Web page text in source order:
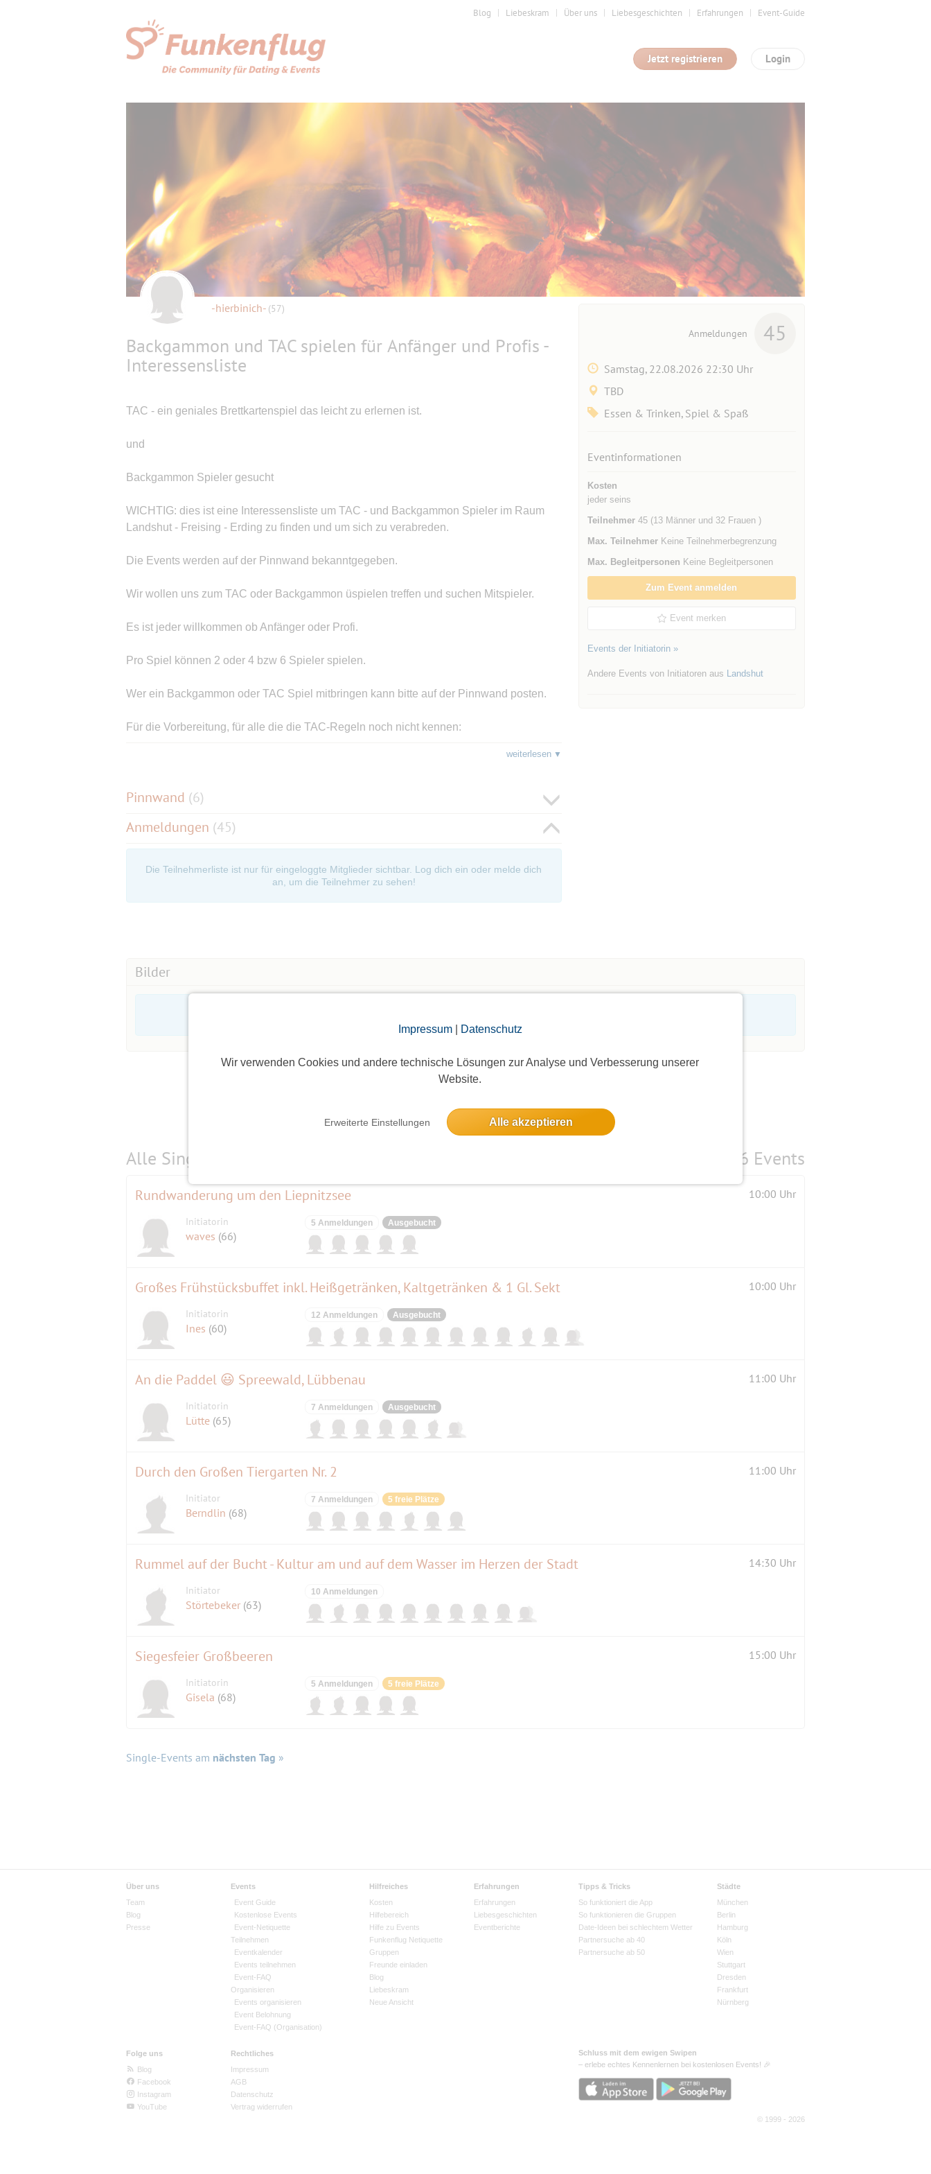
Impressum| Datenschutz
Wir verwenden Cookies und andere technische Lösungen zur Analyse und Verbesserung unserer
Website.
Erweiterte Einstellungen Alle akzeptieren
Blog Liebeskram Über uns Liebesgeschichten Erfahrungen Event-Guide
Login
Jetzt registrieren
-hierbinich- (57)
Backgammon und TAC spielen für Anfänger und Profis -
Interessensliste
TAC - ein geniales Brettkartenspiel das leicht zu erlernen ist.
und
Backgammon Spieler gesucht
WICHTIG: dies ist eine Interessensliste um TAC - und Backgammon Spieler im Raum
Landshut - Freising - Erding zu finden und um sich zu verabreden.
Die Events werden auf der Pinnwand bekanntgegeben.
Wir wollen uns zum TAC oder Backgammon üspielen treffen und suchen Mitspieler.
Es ist jeder willkommen ob Anfänger oder Profi.
Pro Spiel können 2 oder 4 bzw 6 Spieler spielen.
Wer ein Backgammon oder TAC Spiel mitbringen kann bitte auf der Pinnwand posten.
Für die Vorbereitung, für alle die die TAC-Regeln noch nicht kennen:
Freising / Erding und auch mal weiter weg informiert werden möchtest melde dich hier
#eventliebe
aus der Teilnahme entstehen können. Diese Haftungsfreistellung wird mit jeder
Anmeldung zum Event anerkannt und wirksam.
weiterlesen
Pinnwand (6)
Anmeldungen (45)
Die Teilnehmerliste ist nur für eingeloggte Mitglieder sichtbar. Log dich ein oder melde dich
an, um die Teilnehmer zu sehen!
Anmeldungen 45
Samstag, 22.08.2026 22:30 Uhr
TBD
Essen & Trinken, Spiel & Spaß
Eventinformationen
Kosten
jeder seins
Teilnehmer45 (13 Männer und 32 Frauen )
Max. TeilnehmerKeine Teilnehmerbegrenzung
Max. Begleitpersonen Keine Begleitpersonen
Zum Event anmelden
Event merken
Events der Initiatorin »
Andere Events von Initiatoren aus Landshut
Bilder
Alle Single-Events am 6 Events
Rundwanderung um den Liepnitzsee 10:00 Uhr
Initiatorin
waves (66)
5 Anmeldungen Ausgebucht
Großes Frühstücksbuffet inkl. Heißgetränken, Kaltgetränken & 1 Gl. Sekt 10:00 Uhr
Initiatorin
Ines (60)
12 Anmeldungen Ausgebucht
An die Paddel 😃 Spreewald, Lübbenau 11:00 Uhr
Initiatorin
Lütte (65)
7 Anmeldungen Ausgebucht
Durch den Großen Tiergarten Nr. 2 11:00 Uhr
Initiator
Berndlin (68)
7 Anmeldungen 5 freie Plätze
Rummel auf der Bucht - Kultur am und auf dem Wasser im Herzen der Stadt 14:30 Uhr
Initiator
Störtebeker (63)
10 Anmeldungen
Siegesfeier Großbeeren 15:00 Uhr
Initiatorin
Gisela (68)
5 Anmeldungen 5 freie Plätze
Single-Events am nächsten Tag »
Über uns
Team
Blog
Presse
Events
Event Guide
Kostenlose Events
Event-Netiquette
Teilnehmen
Eventkalender
Events teilnehmen
Event-FAQ
Organisieren
Events organisieren
Event Belohnung
Event-FAQ (Organisation)
Hilfreiches
Kosten
Hilfebereich
Hilfe zu Events
Funkenflug Netiquette
Gruppen
Freunde einladen
Blog
Liebeskram
Neue Ansicht
Erfahrungen
Erfahrungen
Liebesgeschichten
Eventberichte
Tipps & Tricks
So funktioniert die App
So funktionieren die Gruppen
Date-Ideen bei schlechtem Wetter
Partnersuche ab 40
Partnersuche ab 50
Städte
München
Berlin
Hamburg
Köln
Wien
Stuttgart
Dresden
Frankfurt
Nürnberg
Folge uns
Blog
Facebook
Instagram
YouTube
Rechtliches
Impressum
AGB
Datenschutz
Vertrag widerrufen
Schluss mit dem ewigen Swipen
– erlebe echtes Kennenlernen bei kostenlosen Events! 🎉
© 1999 - 2026